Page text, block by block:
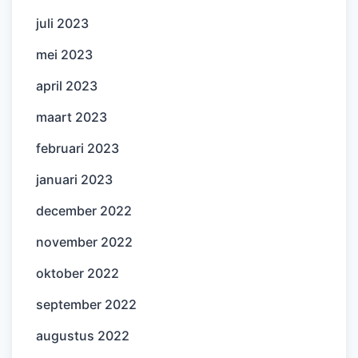
juli 2023
mei 2023
april 2023
maart 2023
februari 2023
januari 2023
december 2022
november 2022
oktober 2022
september 2022
augustus 2022